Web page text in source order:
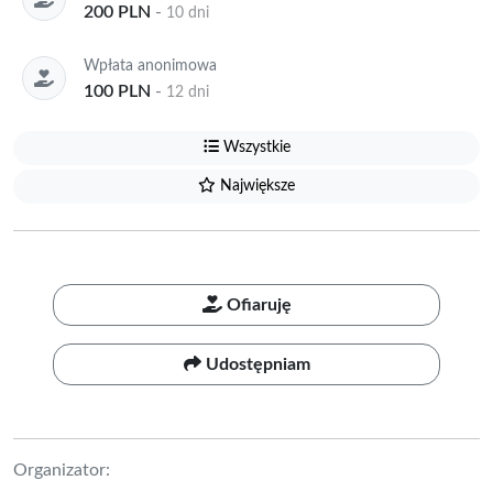
200 PLN - 10 dni
Wpłata anonimowa
100 PLN - 12 dni
Wszystkie
Największe
Ofiaruję
Udostępniam
Organizator: